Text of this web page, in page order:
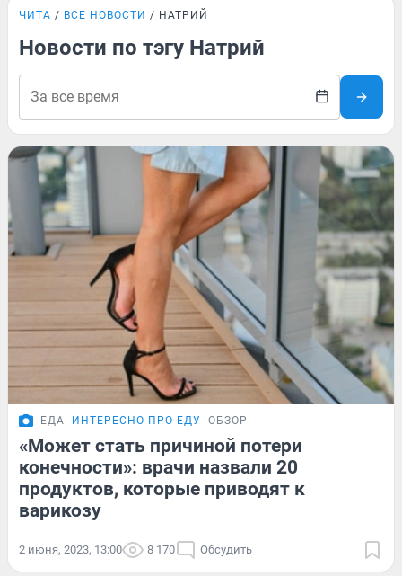
ЧИТА ВСЕ НОВОСТИ НАТРИЙ
Новости по тэгу Натрий
ЕДА ИНТЕРЕСНО ПРО ЕДУ ОБЗОР
«Может стать причиной потери
конечности»: врачи назвали 20
продуктов, которые приводят к
варикозу
2 июня, 2023, 13:00 8 170 Обсудить